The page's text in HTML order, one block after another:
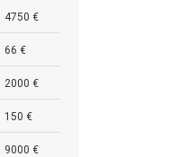
4750 €
66 €
2000 €
150 €
9000 €